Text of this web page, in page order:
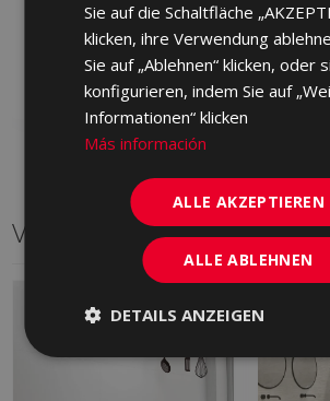
GVY500 | 30x60
Zu Favoriten
hinzufügen
Verwandte Serien
Sie auf die Schaltfläche
klicken, ihre Verwendung
Sie auf „Ablehnen“ klicken, oder
konfigurieren, indem Sie auf
Informationen“ klicken
Más información
ALLE AKZEPTIEREN
ALLE ABLEHNEN
DETAILS ANZEIGEN